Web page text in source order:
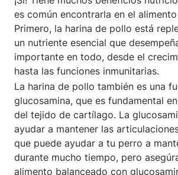
es común encontrarla en el
Primero, la harina de pollo está
un nutriente esencial que
importante en todo, desde el
hasta las funciones inmunitarias.
La harina de pollo también es una
glucosamina, que es fundamental
del tejido de cartílago. La
ayudar a mantener las
que puede ayudar a tu perro a
durante mucho tiempo, pero
alimento balanceado con